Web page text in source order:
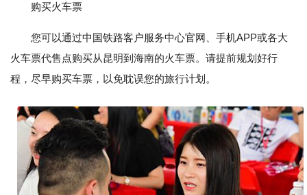
购买火车票
您可以通过中国铁路客户服务中心官网、手机APP或各大
火车票代售点购买从昆明到海南的火车票。请提前规划好行
程，尽早购买车票，以免耽误您的旅行计划。